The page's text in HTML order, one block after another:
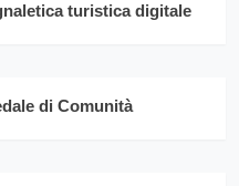
turistica digitale
di Comunità